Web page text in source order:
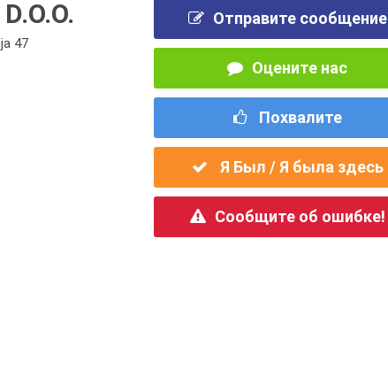
47
Отправите сообщение
Оцените нас
Похвалите
Я Был / Я была здесь
Сообщите об ошибке!